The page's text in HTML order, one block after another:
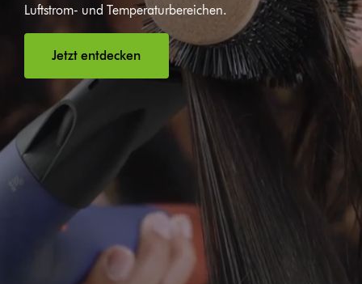
Luftstrom- und Temperaturbereichen.
Jetzt entdecken